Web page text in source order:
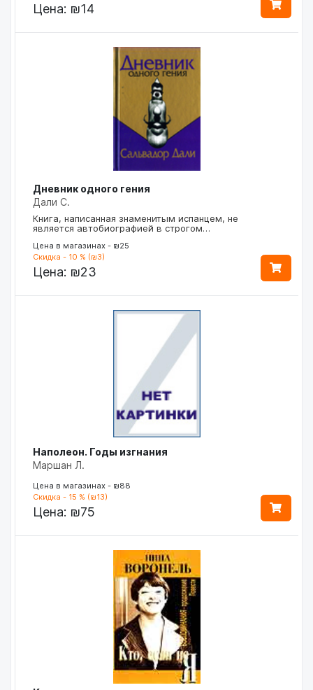
Цена: ₪14
Дневник одного гения
Дали С.
Книга, написанная знаменитым испанцем, не
является автобиографией в строгом…
Цена в магазинах - ₪25
Скидка - 10 % (₪3)
Цена: ₪23
Наполеон. Годы изгнания
Маршан Л.
Цена в магазинах - ₪88
Скидка - 15 % (₪13)
Цена: ₪75